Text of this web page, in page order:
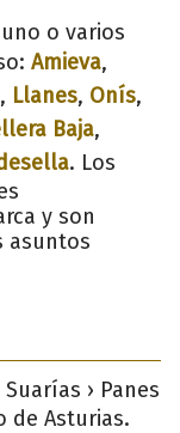
o varios
Amieva,
, Llanes, Onís,
Baja,
. Los
y son
asuntos
› Panes
de Asturias.